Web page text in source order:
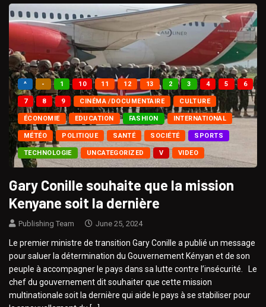
^ - 1 10 11 12 13 2 3 4 5 6
7 8 9 CINÉMA /DOCUMENTAIRE CULTURE
ÉCONOMIE EDUCATION FASHION INTERNATIONAL
MÉTÉO POLITIQUE SANTÉ SOCIÉTÉ SPORTS
TECHNOLOGIE UNCATEGORIZED V VIDEO
Gary Conille souhaite que la mission
Kenyane soit la dernière
Publishing Team June 25, 2024
Le premier ministre de transition Gary Conille a publié un message
pour saluer la détermination du Gouvernement Kényan et de son
peuple à accompagner le pays dans sa lutte contre l’insécurité. Le
chef du gouvernement dit souhaiter que cette mission
multinationale soit la dernière qui aide le pays à se stabiliser pour